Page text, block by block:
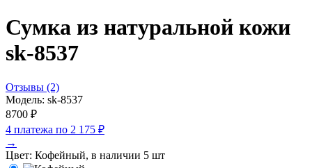
Сумка из натуральной кожи
sk-8537
Отзывы (2)
Модель: sk-8537
8700 ₽
4 платежа по 2 175 ₽
→
Цвет: Кофейный, в наличии 5 шт